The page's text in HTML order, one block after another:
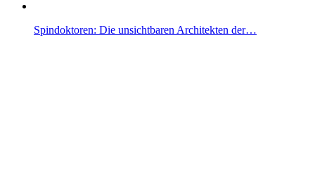
Spindoktoren: Die unsichtbaren Architekten der…